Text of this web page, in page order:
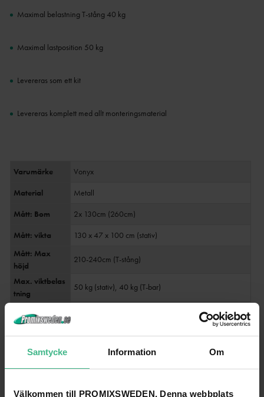
Samtycke Information Om
Välkommen till PROMIXSWEDEN. Denna webbplats
Maximal belastning T-stång 40 kg
Maximal lastposition 50 kg
Levereras som ett kit
Levereras komplett med allt monteringsmaterial
Varumärke
Vonyx
Material
Metall
Mått: Bom
2x 130cm (260cm)
Mått: vikta
130 x 47 x 100 cm (stativ)
Mått: Max
höjd
210-240cm (T-stång)
Max. viktbelas
tning
50 kg (stativ), 40 kg (T-bar)
SPECIFIKATIONER 4